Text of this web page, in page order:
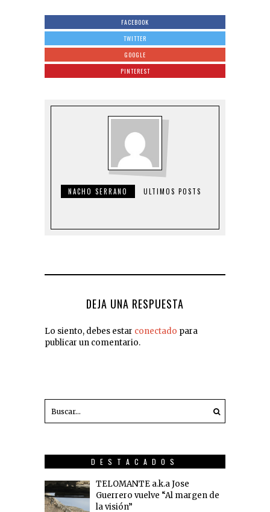
FACEBOOK
TWITTER
GOOGLE
PINTEREST
NACHO SERRANO ULTIMOS POSTS
DEJA UNA RESPUESTA
Lo siento, debes estar conectado para
publicar un comentario.
DESTACADOS
TELOMANTE a.k.a Jose
Guerrero vuelve “Al margen de
la visión”